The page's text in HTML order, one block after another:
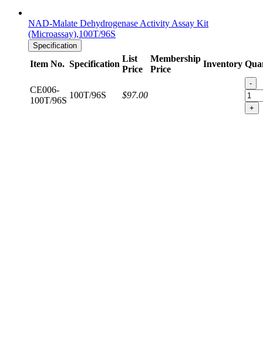
NAD-Malate Dehydrogenase Activity Assay Kit
(Microassay),100T/96S
Specification
Item No. Specification
List
Price
Membership
Price
Inventory
CE006-
100T/96S
100T/96S $97.00
-
+